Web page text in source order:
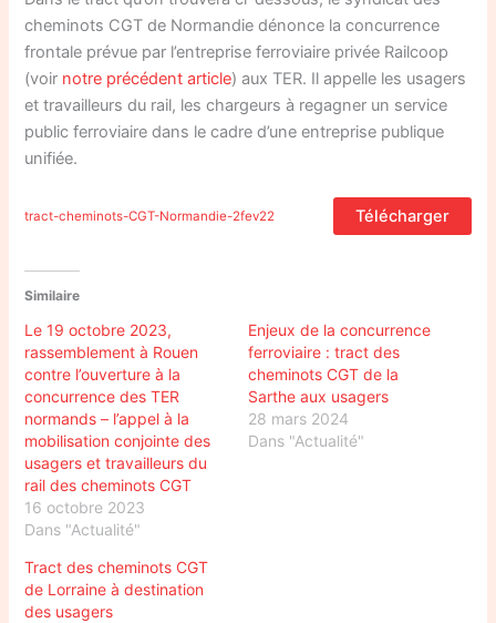
cheminots CGT de Normandie dénonce la concurrence
frontale prévue par l’entreprise ferroviaire privée Railcoop
(voir notre précédent article) aux TER. Il appelle les usagers
et travailleurs du rail, les chargeurs à regagner un service
public ferroviaire dans le cadre d’une entreprise publique
unifiée.
tract-cheminots-CGT-Normandie-2fev22 Télécharger
Similaire
Le 19 octobre 2023,
rassemblement à Rouen
contre l’ouverture à la
concurrence des TER
normands – l’appel à la
mobilisation conjointe des
usagers et travailleurs du
rail des cheminots CGT
16 octobre 2023
Dans "Actualité"
Enjeux de la concurrence
ferroviaire : tract des
cheminots CGT de la
Sarthe aux usagers
28 mars 2024
Dans "Actualité"
Tract des cheminots CGT
de Lorraine à destination
des usagers